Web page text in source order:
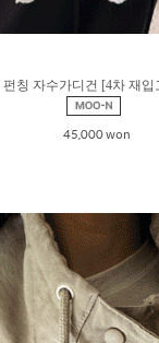
펀칭 자수가디건 [4차 재입
45,000 won